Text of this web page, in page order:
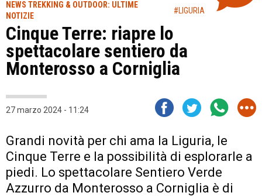
NEWS TREKKING & OUTDOOR: ULTIME
NOTIZIE
#LIGURIA
Cinque Terre: riapre lo
spettacolare sentiero da
Monterosso a Corniglia
27 marzo 2024 - 11:24
Grandi novità per chi ama la Liguria, le
Cinque Terre e la possibilità di esplorarle a
piedi. Lo spettacolare Sentiero Verde
Azzurro da Monterosso a Corniglia è di